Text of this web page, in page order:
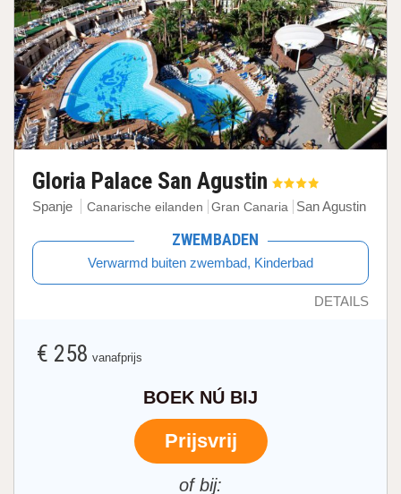
Gloria Palace San Agustin
Spanje Canarische eilanden Gran Canaria San Agustin
ZWEMBADEN
Verwarmd buiten zwembad, Kinderbad
DETAILS
€ 258 vanafprijs
BOEK NÚ BIJ
Prijsvrij